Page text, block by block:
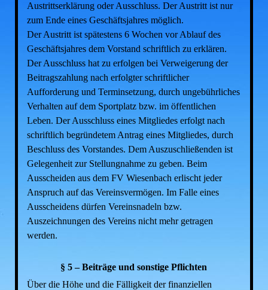
Austrittserklärung oder Ausschluss. Der Austritt ist nur
zum Ende eines Geschäftsjahres möglich.
Der Austritt ist spätestens 6 Wochen vor Ablauf des
Geschäftsjahres dem Vorstand schriftlich zu erklären.
Der Ausschluss hat zu erfolgen bei Verweigerung der
Beitragszahlung nach erfolgter schriftlicher
Aufforderung und Terminsetzung, durch ungebührliches
Verhalten auf dem Sportplatz bzw. im öffentlichen
Leben. Der Ausschluss eines Mitgliedes erfolgt nach
schriftlich begründetem Antrag eines Mitgliedes, durch
Beschluss des Vorstandes. Dem Auszuschließenden ist
Gelegenheit zur Stellungnahme zu geben. Beim
Ausscheiden aus dem FV Wiesenbach erlischt jeder
Anspruch auf das Vereinsvermögen. Im Falle eines
Ausscheidens dürfen Vereinsnadeln bzw.
Auszeichnungen des Vereins nicht mehr getragen
werden.
§ 5 – Beiträge und sonstige Pflichten
Über die Höhe und die Fälligkeit der finanziellen